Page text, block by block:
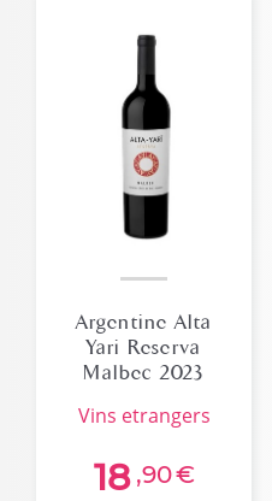
Argentine Alta
Yari Reserva
Malbec 2023
vins etrangers
18 ,90€